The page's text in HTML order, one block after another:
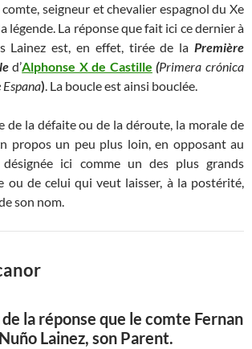
seigneur et chevalier espagnol du Xe
légende. La réponse que fait ici ce dernier à
Lainez est, en effet, tirée de la Première
d’Alphonse X de Castille (Primera crónica
Espana). La boucle est ainsi bouclée.
de la défaite ou de la déroute, la morale de
propos un peu plus loin, en opposant au
désignée ici comme un des plus grands
ou de celui qui veut laisser, à la postérité,
son nom.
la réponse que le comte Fernan
Lainez, son Parent.